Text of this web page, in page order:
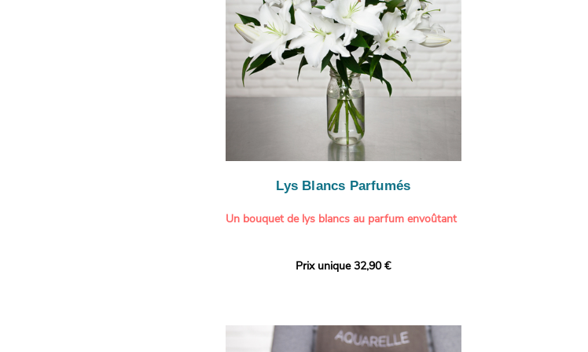
Lys Blancs Parfumés
Un bouquet de lys blancs au parfum envoûtant
élégante composition de lys blancs signée
pureté et de raffinement à tout intérieur. Ce
Prix unique 32,90 €